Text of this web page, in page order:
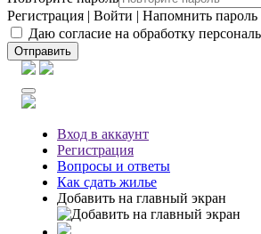
Регистрация | Войти | Напомнить пароль
Даю согласие на обработку
Отправить
Вход в аккаунт
Регистрация
Вопросы и ответы
Как сдать жилье
Добавить на главный экран